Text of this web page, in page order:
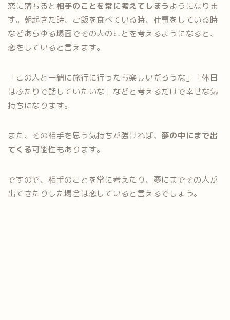
恋に落ちると相手のことを常に考えてしまう ようになりま
す。朝起きた時、ご飯を食べている時、仕事をしている時
などあらゆる場面でその人のことを考えるようになると、
恋をしていると言えます。
「この人と一緒に旅行に行ったら楽しいだろうな」「休日
はふたりで話していたいな」などと考えるだけで幸せな気
持ちになります。
また、その相手を思う気持ちが強ければ、 夢の中にまで出
てくる可能性もあります。
ですので、相手のことを常に考えたり、夢にまでその人が
出てきたりした場合は恋していると言えるでしょう。